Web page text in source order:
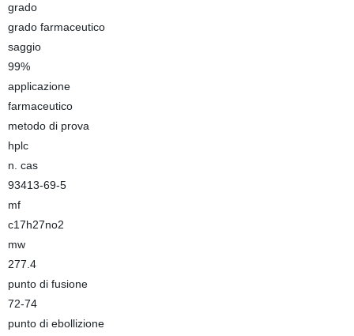
grado
grado farmaceutico
saggio
99%
applicazione
farmaceutico
metodo di prova
hplc
n. cas
93413-69-5
mf
c17h27no2
mw
277.4
punto di fusione
72-74
punto di ebollizione